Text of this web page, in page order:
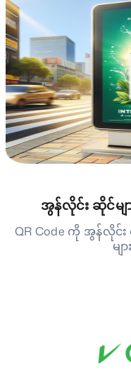
အွန်လိုင်း ဆိုင်မျ
QR Code ကို အွန်လိုင်း
မျ